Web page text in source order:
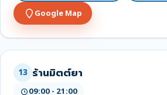
Google Map
13 ร้านมิตต์ยา
09:00 - 21:00